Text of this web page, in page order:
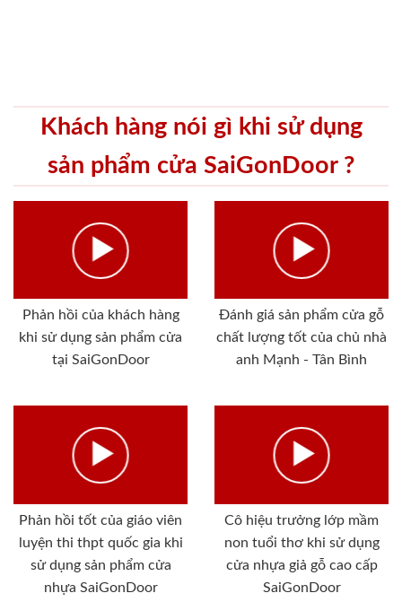
Khách hàng nói gì khi sử dụng
sản phẩm cửa SaiGonDoor ?
Phản hồi của khách hàng
khi sử dụng sản phẩm cửa
tại SaiGonDoor
Đánh giá sản phẩm cửa gỗ
chất lượng tốt của chủ nhà
anh Mạnh - Tân Bình
Phản hồi tốt của giáo viên
luyện thi thpt quốc gia khi
sử dụng sản phẩm cửa
nhựa SaiGonDoor
Cô hiệu trưởng lớp mầm
non tuổi thơ khi sử dụng
cửa nhựa giả gỗ cao cấp
SaiGonDoor